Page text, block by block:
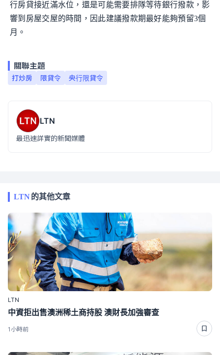
行房貸接近滿水位，還是可能需要排隊等待銀行撥款，影
響到房屋交屋的時間，因此建議撥款期最好能夠預留3個
月。
關聯主題
打炒房 限貸令 央行限貸令
LTN
最迅速詳實的新聞媒體
LTN的其他文章
LTN
中資拒出售澳洲稀土商持股 澳財長加強審查
1小時前